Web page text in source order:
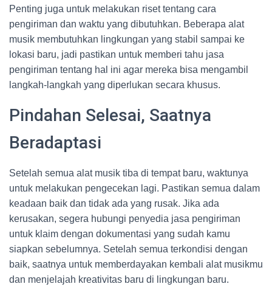
Penting juga untuk melakukan riset tentang cara
pengiriman dan waktu yang dibutuhkan. Beberapa alat
musik membutuhkan lingkungan yang stabil sampai ke
lokasi baru, jadi pastikan untuk memberi tahu jasa
pengiriman tentang hal ini agar mereka bisa mengambil
langkah-langkah yang diperlukan secara khusus.
Pindahan Selesai, Saatnya
Beradaptasi
Setelah semua alat musik tiba di tempat baru, waktunya
untuk melakukan pengecekan lagi. Pastikan semua dalam
keadaan baik dan tidak ada yang rusak. Jika ada
kerusakan, segera hubungi penyedia jasa pengiriman
untuk klaim dengan dokumentasi yang sudah kamu
siapkan sebelumnya. Setelah semua terkondisi dengan
baik, saatnya untuk memberdayakan kembali alat musikmu
dan menjelajah kreativitas baru di lingkungan baru.